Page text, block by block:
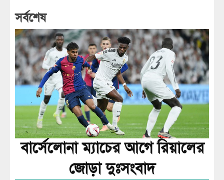
সর্বশেষ
বার্সেলোনা ম্যাচের আগে রিয়ালের
জোড়া দুঃসংবাদ